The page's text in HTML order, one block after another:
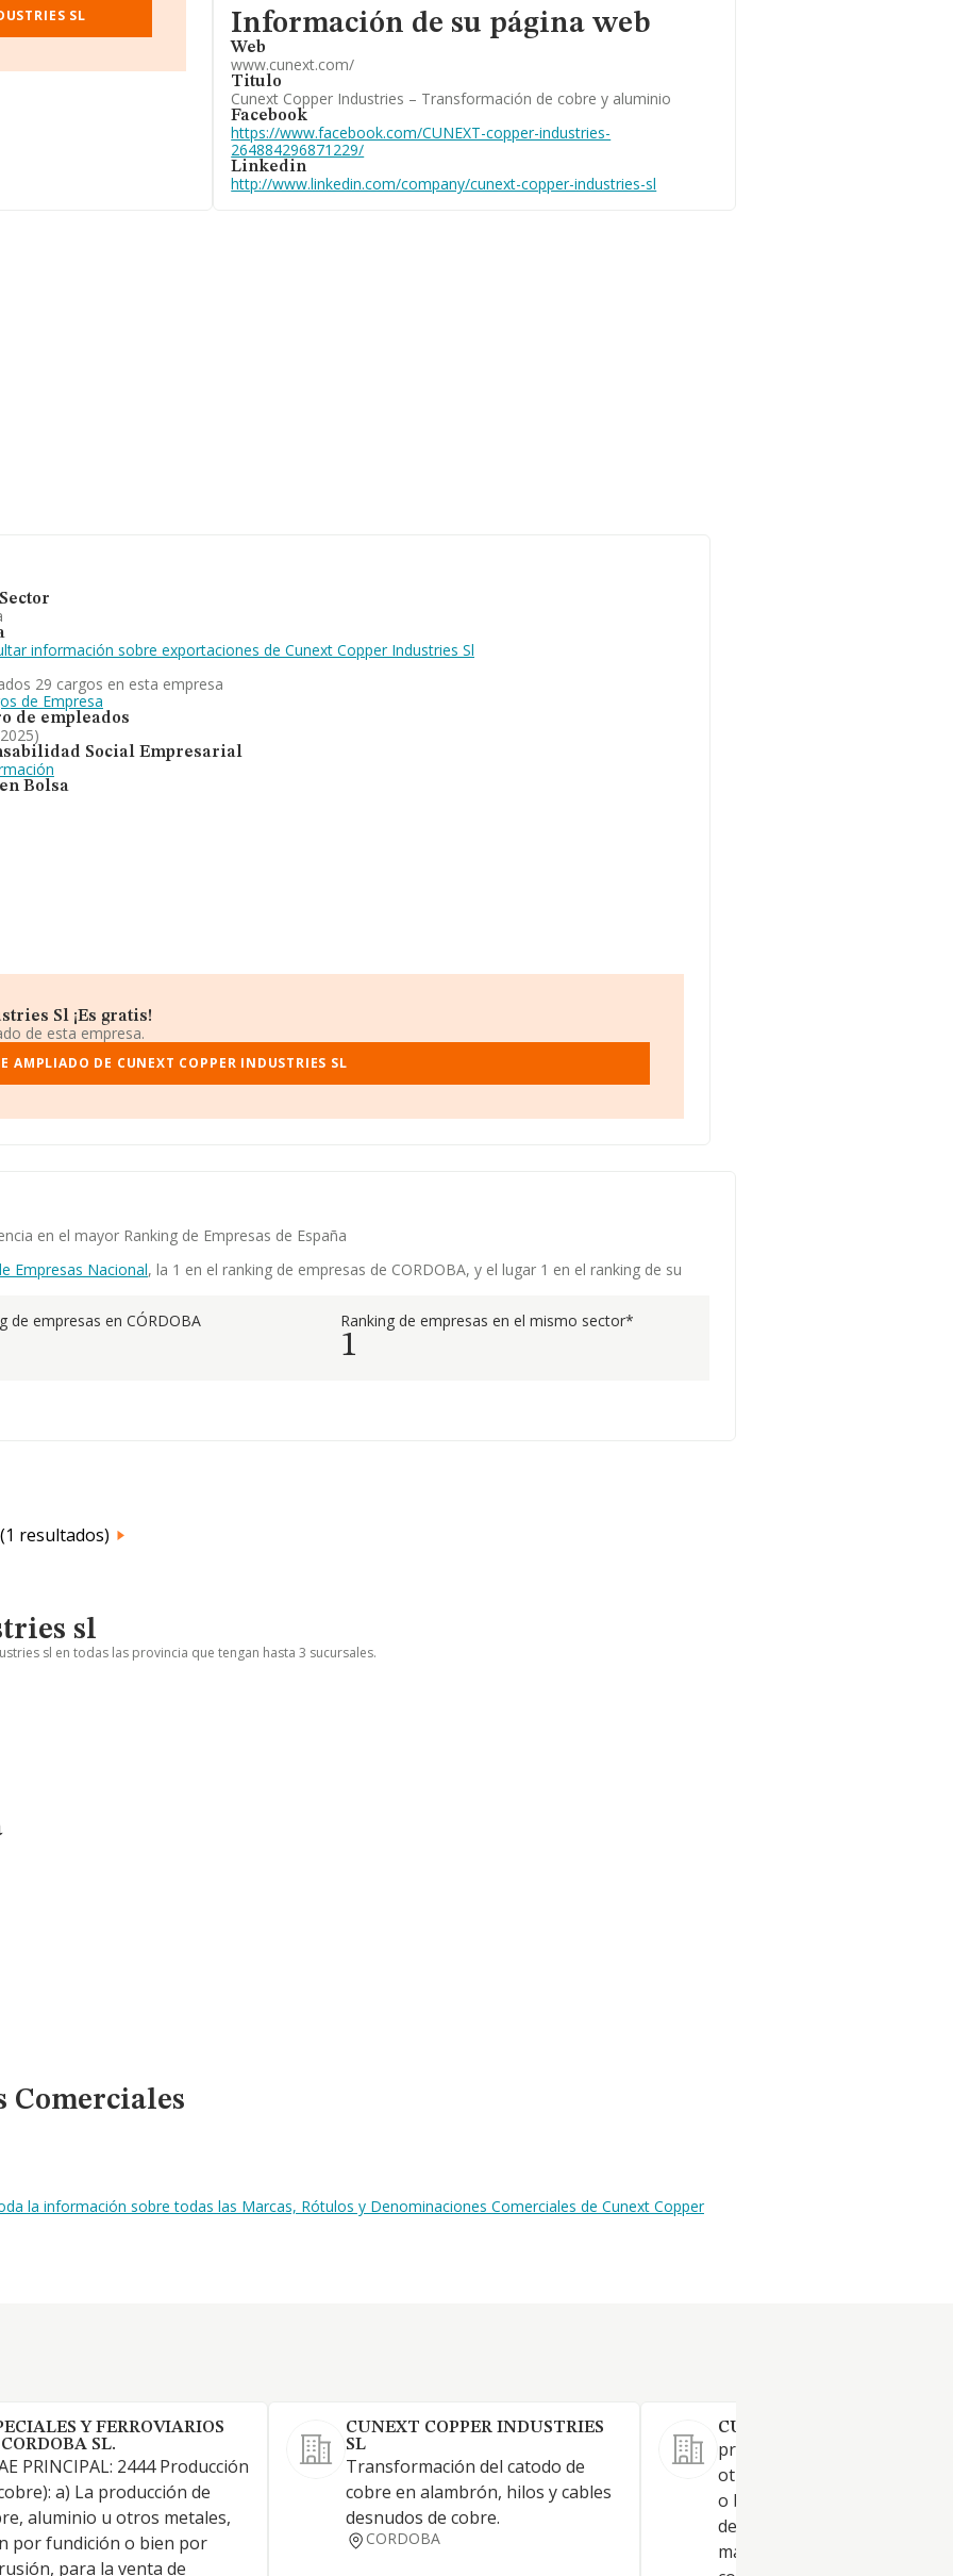
rankings: la compañía
en el puesto
110 al 102 en el ranking
SL Informacion de su página web
Información de su página web
Web
www.cunext.com/
Titulo
Cunext Copper Industries – Transformación de cobre y aluminio
Facebook
https://www.facebook.com/CUNEXT-copper-industries-
264884296871229/
Linkedin
http://www.linkedin.com/company/cunext-copper-industries-sl
información sobre exportaciones de Cunext Copper Industries Sl
29 cargos en esta empresa
de Empresa
de empleados
Social Empresarial
Bolsa
Sl ¡Es gratis!
de esta empresa.
AMPLIADO DE CUNEXT COPPER INDUSTRIES SL
en el mayor Ranking de Empresas de España
Empresas Nacional, la 1 en el ranking de empresas de CORDOBA, y el lugar 1 en el ranking de su
de empresas en CÓRDOBA Ranking de empresas en el mismo sector*
1
resultados)
sl
sl en todas las provincia que tengan hasta 3 sucursales.
Comerciales
la información sobre todas las Marcas, Rótulos y Denominaciones Comerciales de Cunext Copper
Y FERROVIARIOS
SL.
PRINCIPAL: 2444 Producción
a) La producción de
aluminio u otros metales,
por fundición o bien por
para la venta de
CUNEXT COPPER INDUSTRIES
SL
Transformación del catodo de
cobre en alambrón, hilos y cables
desnudos de cobre.
CORDOBA
CUNEXT COPPER CASTING
producción de cobre,
otros metales, bien por
o bien por extrusión, para la
de semielaborados. Venta,
manipulación y fabricación de